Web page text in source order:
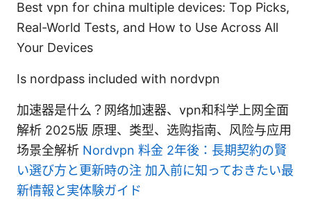
Best vpn for china multiple devices: Top Picks,
Real-World Tests, and How to Use Across All
Your Devices
Is nordpass included with nordvpn
加速器是什么？网络加速器、vpn和科学上网全面
解析 2025版 原理、类型、选购指南、风险与应用
场景全解析 Nordvpn 料金 2年後：長期契約の賢
い選び方と更新時の注 加入前に知っておきたい最
新情報と実体験ガイド